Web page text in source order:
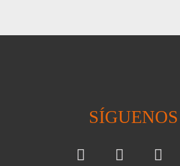
SÍGUENOS